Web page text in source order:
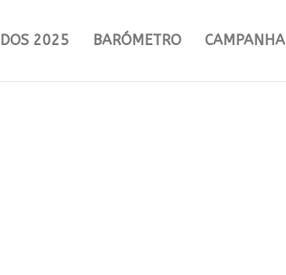
2025 BARÓMETRO CAMPANHA